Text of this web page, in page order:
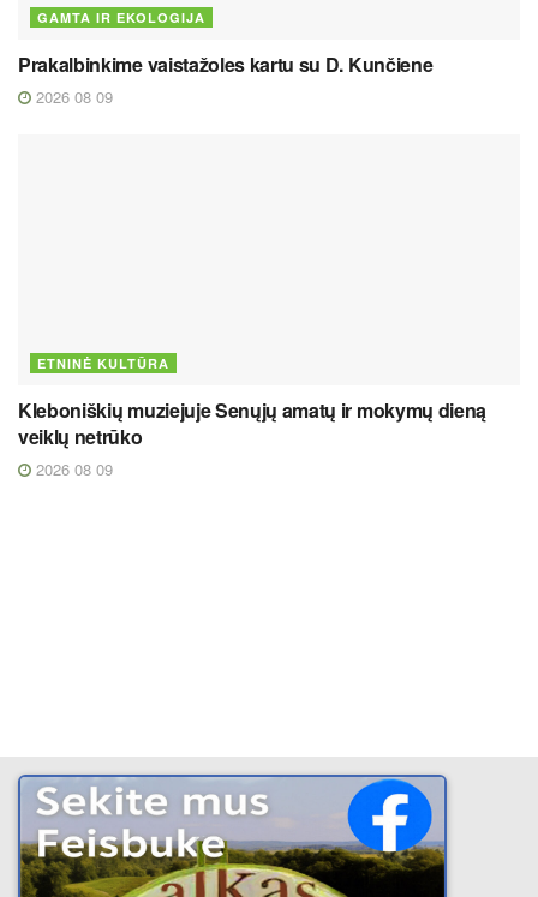
GAMTA IR EKOLOGIJA
Prakalbinkime vaistažoles kartu su D. Kunčiene
2026 08 09
ETNINĖ KULTŪRA
Kleboniškių muziejuje Senųjų amatų ir mokymų dieną
veiklų netrūko
2026 08 09